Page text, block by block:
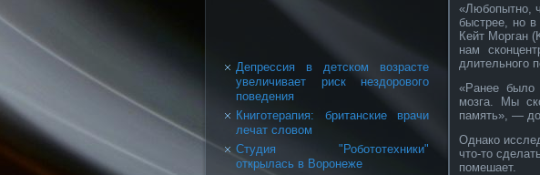
Депрессия в детском возрасте
увеличивает риск нездорового
поведения
Книготерапия: британские врачи
лечат словом
Cтудия "Робототехники"
открылась в Воронеже
«Любопытно,
быстрее, но в
Кейт Морган
нам
длительного
«Ранее было
мозга. Мы
память», —
Однако
что-то
помешает.